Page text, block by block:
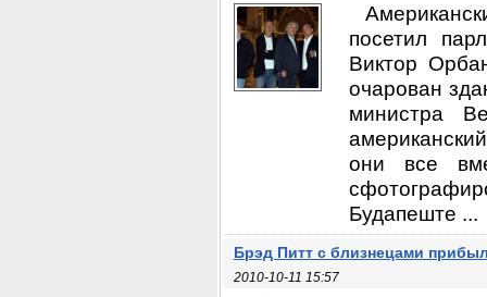
посетил
Виктор
очарован
министра
они все
Будапеште ...
Брэд Питт с близнецами
2010-10-11 15:57